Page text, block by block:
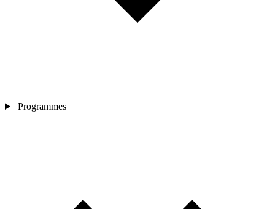
Programmes